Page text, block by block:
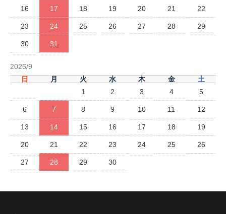
16 17 18 19 20 21 22
23 24 25 26 27 28 29
30 31
2026/9
日
月 火 水 木 金
土
1
2 3 4 5
6 7 8 9 10 11 12
13 14 15 16 17 18 19
20 21 22 23 24 25 26
27 28 29 30